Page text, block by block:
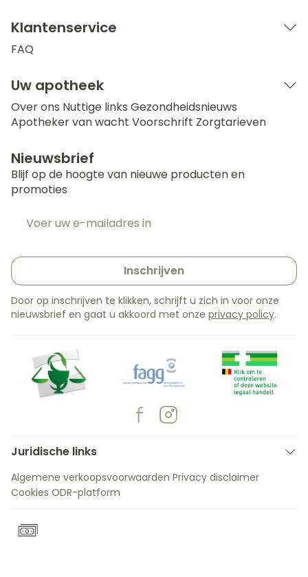
Klantenservice
FAQ
Uw apotheek
Over ons Nuttige links Gezondheidsnieuws
Apotheker van wacht Voorschrift Zorgtarieven
Nieuwsbrief
Blijf op de hoogte van nieuwe producten en
promoties
Inschrijven
Door op inschrijven te klikken, schrijft u zich in voor onze
nieuwsbrief en gaat u akkoord met onze privacy policy.
Juridische links
Algemene verkoopsvoorwaarden Privacy disclaimer
Cookies ODR-platform